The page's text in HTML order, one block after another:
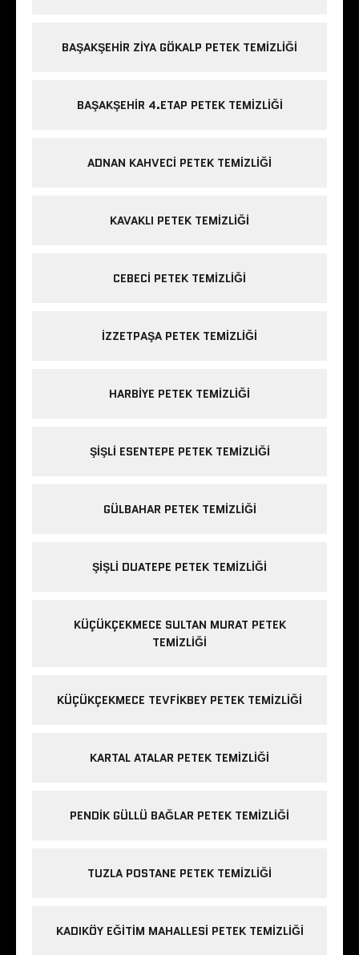
BAŞAKŞEHIR ZIYA GÖKALP PETEK TEMIZLIĞI
BAŞAKŞEHIR 4.ETAP PETEK TEMIZLIĞI
ADNAN KAHVECI PETEK TEMIZLIĞI
KAVAKLI PETEK TEMIZLIĞI
CEBECI PETEK TEMIZLIĞI
IZZETPAŞA PETEK TEMIZLIĞI
HARBIYE PETEK TEMIZLIĞI
ŞIŞLI ESENTEPE PETEK TEMIZLIĞI
GÜLBAHAR PETEK TEMIZLIĞI
ŞIŞLI DUATEPE PETEK TEMIZLIĞI
KÜÇÜKÇEKMECE SULTAN MURAT PETEK
TEMIZLIĞI
KÜÇÜKÇEKMECE TEVFIKBEY PETEK TEMIZLIĞI
KARTAL ATALAR PETEK TEMIZLIĞI
PENDIK GÜLLÜ BAĞLAR PETEK TEMIZLIĞI
TUZLA POSTANE PETEK TEMIZLIĞI
KADIKÖY EĞITIM MAHALLESI PETEK TEMIZLIĞI